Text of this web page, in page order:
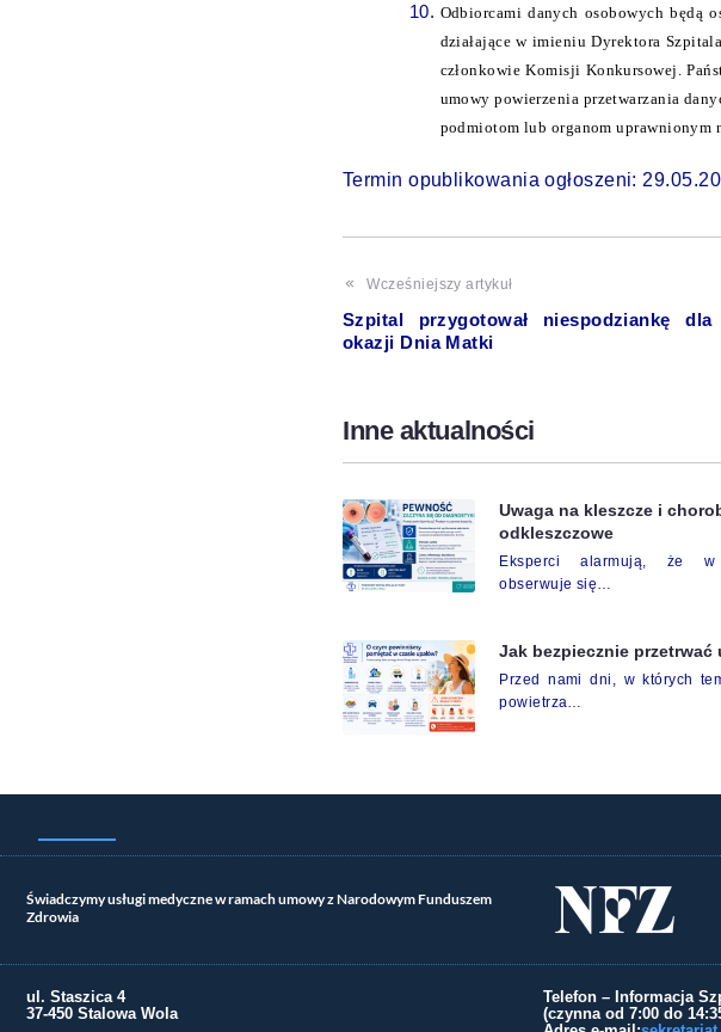
Odbiorcami danych osobowych będą
działające w imieniu Dyrektora
członkowie Komisji Konkursowej.
umowy powierzenia przetwarzania
podmiotom lub organom uprawnionym
Termin opublikowania ogłoszeni:
Wcześniejszy artykuł
Szpital przygotował niespodziankę
okazji Dnia Matki
Inne aktualności
Uwaga na kleszcze i
odkleszczowe
Eksperci alarmują, że w
obserwuje się…
Jak bezpiecznie przetrwać
Przed nami dni, w których
powietrza…
Świadczymy usługi medyczne w ramach umowy z Narodowym Funduszem
Zdrowia
ul. Staszica 4
37-450 Stalowa Wola
Telefon – Informacja
(czynna od 7:00 do